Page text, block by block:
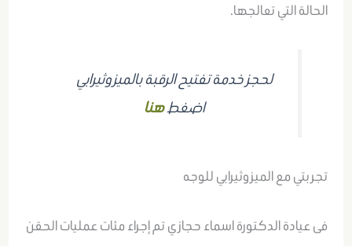
الحالة التي تعالجها.
لحجز خدمة تفتيح الرقبة بالميزوثيرابي
اضغطهنا
تجربتي مع الميزوثيرابي للوجه
فى عيادة الدكتورة اسماء حجازي تم إجراء مئات عمليات الحقن